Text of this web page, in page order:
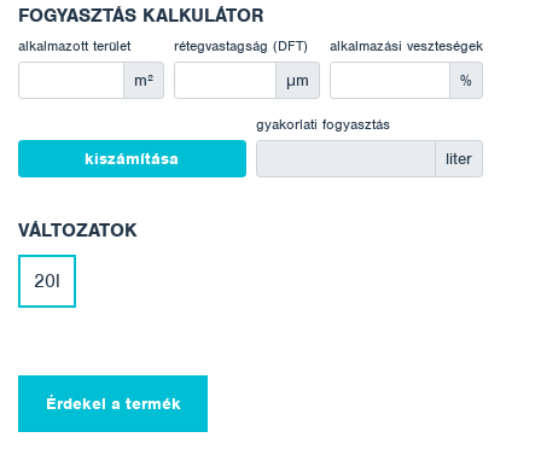
FOGYASZTÁS KALKULÁTOR
alkalmazott terület
m²
rétegvastagság (DFT)
μm
alkalmazási veszteségek
%
kiszámítása
gyakorlati fogyasztás
liter
VÁLTOZATOK
20l
Érdekel a termék